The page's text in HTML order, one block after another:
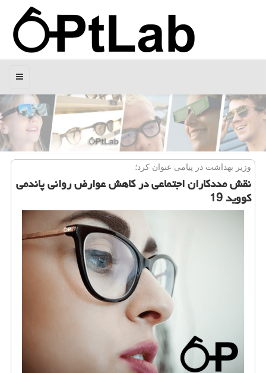
منو
وزیر بهداشت در پیامی عنوان كرد؛
نقش مددكاران اجتماعی در كاهش عوارض روانی پاندمی
كووید 19